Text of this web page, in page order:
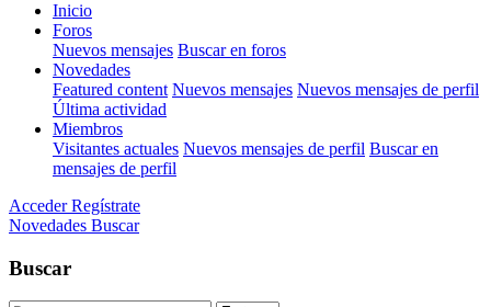
Inicio
Foros
Nuevos mensajes Buscar en foros
Novedades
Featured content Nuevos mensajes Nuevos mensajes de perfil
Última actividad
Miembros
Visitantes actuales Nuevos mensajes de perfil Buscar en
mensajes de perfil
Acceder Regístrate
Novedades Buscar
Buscar